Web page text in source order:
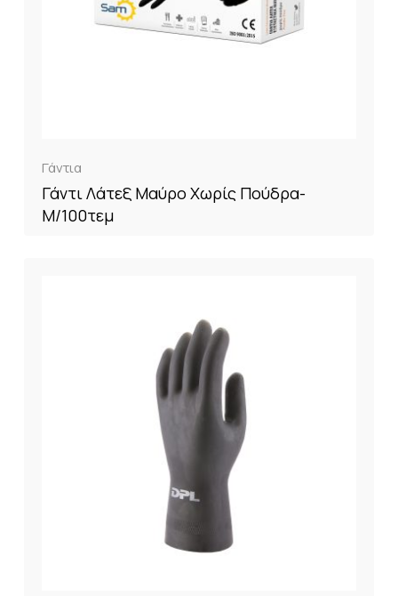
Γάντια
Γάντι Λάτεξ Μαύρο Χωρίς Πούδρα-
M/100τεμ